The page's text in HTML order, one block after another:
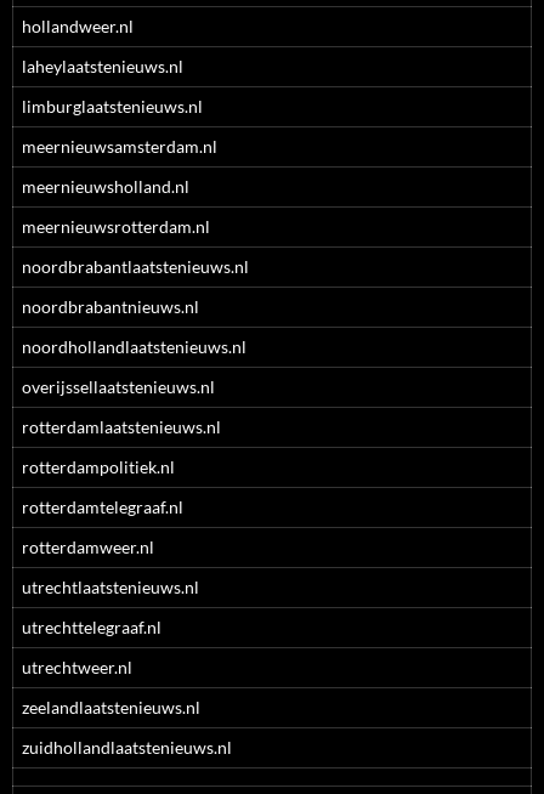
hollandweer.nl
laheylaatstenieuws.nl
limburglaatstenieuws.nl
meernieuwsamsterdam.nl
meernieuwsholland.nl
meernieuwsrotterdam.nl
noordbrabantlaatstenieuws.nl
noordbrabantnieuws.nl
noordhollandlaatstenieuws.nl
overijssellaatstenieuws.nl
rotterdamlaatstenieuws.nl
rotterdampolitiek.nl
rotterdamtelegraaf.nl
rotterdamweer.nl
utrechtlaatstenieuws.nl
utrechttelegraaf.nl
utrechtweer.nl
zeelandlaatstenieuws.nl
zuidhollandlaatstenieuws.nl